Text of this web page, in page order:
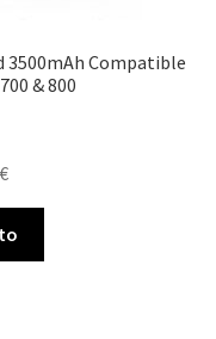
3500mAh Compatible
& 800
€El
actual
es: